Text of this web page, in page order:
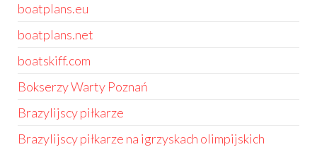
boatplans.eu
boatplans.net
boatskiff.com
Bokserzy Warty Poznań
Brazylijscy piłkarze
Brazylijscy piłkarze na igrzyskach olimpijskich